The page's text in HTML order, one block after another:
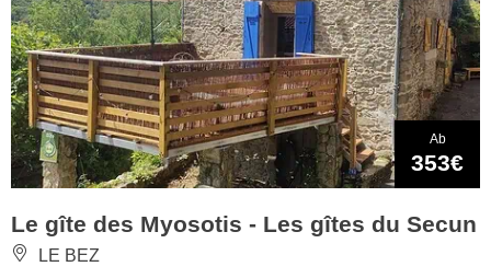
Ab
353€
Le gîte des Myosotis - Les gîtes du Secun
LE BEZ